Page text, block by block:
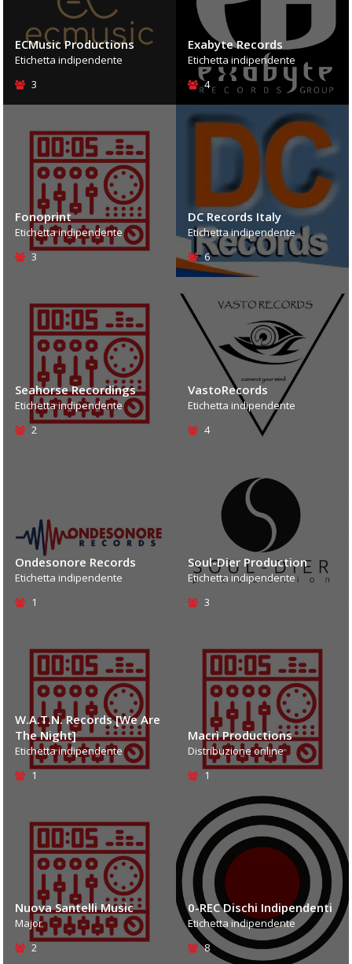
ECMusic Productions
Etichetta indipendente
3
Exabyte Records
Etichetta indipendente
4
Fonoprint
Etichetta indipendente
3
DC Records Italy
Etichetta indipendente
6
Seahorse Recordings
Etichetta indipendente
2
VastoRecords
Etichetta indipendente
4
Ondesonore Records
Etichetta indipendente
1
Soul-Dier Production
Etichetta indipendente
3
W.A.T.N. Records [We Are
The Night]
Etichetta indipendente
1
Macrì Productions
Distribuzione online
1
Nuova Santelli Music
Major
2
0-REC Dischi Indipendenti
Etichetta indipendente
8